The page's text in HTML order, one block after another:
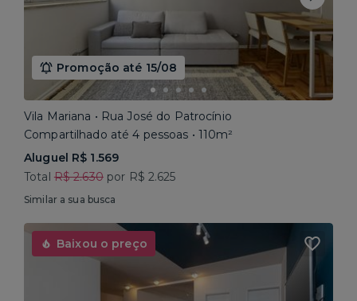
Promoção até 15/08
Vila Mariana • Rua José do Patrocínio
Compartilhado até 4 pessoas • 110m²
Aluguel R$ 1.569
Total R$ 2.630por R$ 2.625
Similar a sua busca
Baixou o preço